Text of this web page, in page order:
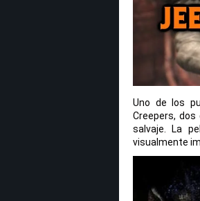
Uno de los
Creepers,
salvaje. La
visualmente